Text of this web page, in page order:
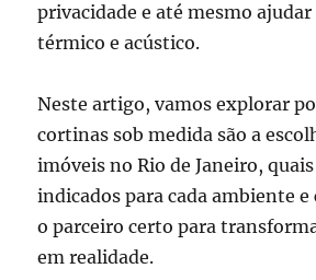
privacidade e até mesmo
térmico e acústico.
Neste artigo, vamos explorar
cortinas sob medida são a
imóveis no Rio de Janeiro,
indicados para cada ambiente
o parceiro certo para
em realidade.